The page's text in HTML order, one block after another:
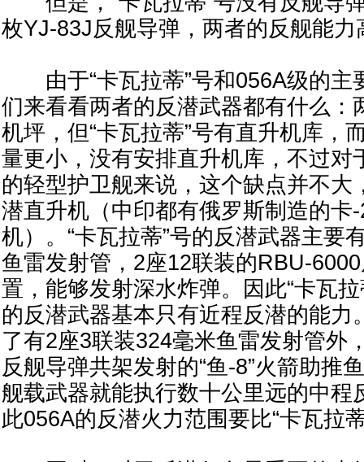
枚YJ-83J反舰导弹，两者的反舰能力
由于“卡瓦拉蒂”号和056A级的主
们来看看两者的反潜武器都有什么：
机坪，但“卡瓦拉蒂”号有直升机库，
量更小，没有安排直升机库，不过对
的轻型护卫舰来说，这个缺点并不大
潜直升机（中印都有俄罗斯制造的卡
机）。“卡瓦拉蒂”号的反潜武器主要
鱼雷发射管，2座12联装的RBU-
置，能够发射深水炸弹。因此“卡瓦
的反潜武器基本只有近程反潜的能力
了有2座3联装324毫米鱼雷发射管外
反舰导弹共架发射的“鱼-8”火箭助推
舰载武器就能执行数十公里远的中程
此056A的反潜火力范围要比“卡瓦拉